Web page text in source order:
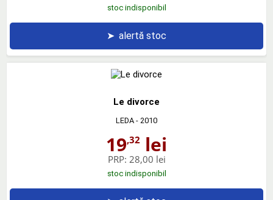
stoc indisponibil
➤ alertă stoc
Le divorce
LEDA - 2010
19,32 lei
PRP: 28,00 lei
stoc indisponibil